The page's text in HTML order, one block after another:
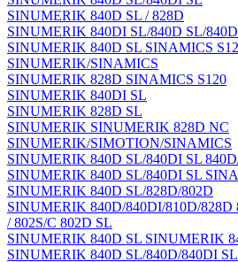
SINUMERIK 840D SL / 828D
SINUMERIK 840DI SL/840D SL/840D
SINUMERIK 840D SL SINAMICS
SINUMERIK/SINAMICS
SINUMERIK 828D SINAMICS S120
SINUMERIK 840DI SL
SINUMERIK 828D SL
SINUMERIK SINUMERIK 828D NC
SINUMERIK/SIMOTION/SINAMICS
SINUMERIK 840D SL/840DI SL
SINUMERIK 840D SL/840DI SL
SINUMERIK 840D SL/828D/802D
SINUMERIK 840D/840DI/810D/828D
/ 802S/C 802D SL
SINUMERIK 840D SL SINUMERIK
SINUMERIK 840D SL/840D/840DI SL